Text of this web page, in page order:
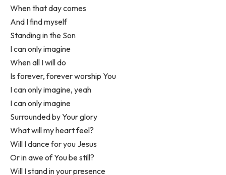
When that day comes
And I find myself
Standing in the Son
I can only imagine
When all I will do
Is forever, forever worship You
I can only imagine, yeah
I can only imagine
Surrounded by Your glory
What will my heart feel?
Will I dance for you Jesus
Or in awe of You be still?
Will I stand in your presence